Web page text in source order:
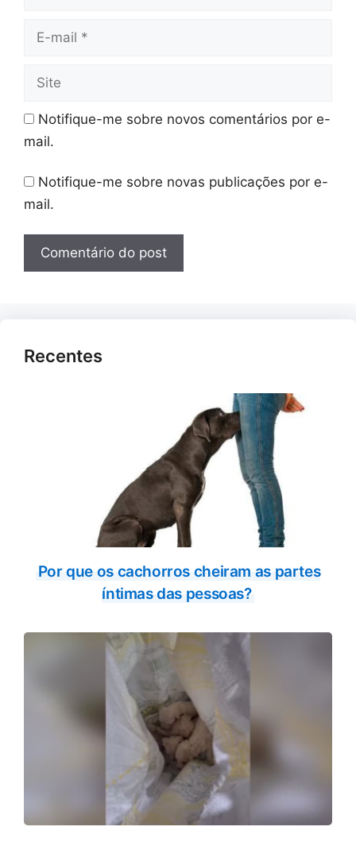
Site
Notifique-me sobre novos comentários por e-
mail.
Notifique-me sobre novas publicações por e-
mail.
Recentes
Por que os cachorros cheiram as partes
íntimas das pessoas?